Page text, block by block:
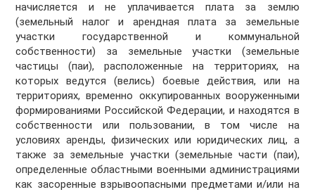
начисляется и не уплачивается плата за землю
(земельный налог и арендная плата за земельные
участки государственной и коммунальной
собственности) за земельные участки (земельные
частицы (паи), расположенные на территориях, на
которых ведутся (велись) боевые действия, или на
территориях, временно оккупированных вооруженными
формированиями Российской Федерации, и находятся в
собственности или пользовании, в том числе на
условиях аренды, физических или юридических лиц, а
также за земельные участки (земельные части (паи),
определенные областными военными администрациями
как засоренные взрывоопасными предметами и/или на